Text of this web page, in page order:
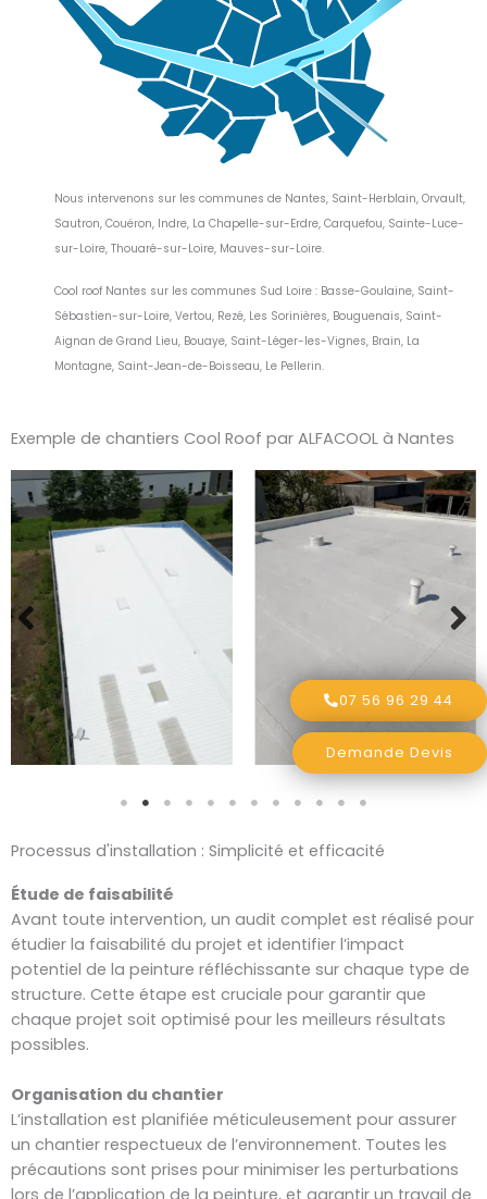
Nous intervenons sur les communes de Nantes, Saint-Herblain, Orvault,
Sautron, Couëron, Indre, La Chapelle-sur-Erdre, Carquefou, Sainte-Luce-
sur-Loire, Thouaré-sur-Loire, Mauves-sur-Loire.
Cool roof Nantes sur les communes Sud Loire : Basse-Goulaine, Saint-
Sébastien-sur-Loire, Vertou, Rezé, Les Sorinières, Bouguenais, Saint-
Aignan de Grand Lieu, Bouaye, Saint-Léger-les-Vignes, Brain, La
Montagne, Saint-Jean-de-Boisseau, Le Pellerin.
Exemple de chantiers Cool Roof par ALFACOOL à Nantes
Processus d'installation : Simplicité et efficacité
Étude de faisabilité
Avant toute intervention, un audit complet est réalisé pour
étudier la faisabilité du projet et identifier l’impact
potentiel de la peinture réfléchissante sur chaque type de
structure. Cette étape est cruciale pour garantir que
chaque projet soit optimisé pour les meilleurs résultats
possibles.
Organisation du chantier
L’installation est planifiée méticuleusement pour assurer
un chantier respectueux de l’environnement. Toutes les
précautions sont prises pour minimiser les perturbations
07 56 96 29 44
Demande Devis